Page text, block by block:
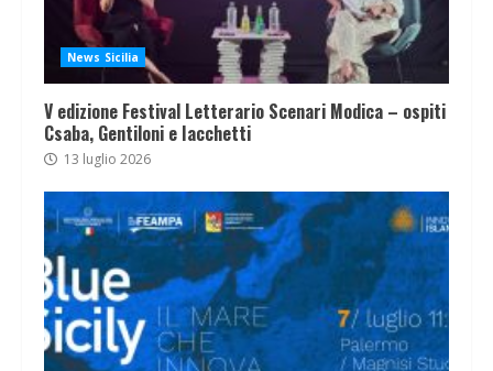
News Sicilia
V edizione Festival Letterario Scenari Modica – ospiti
Csaba, Gentiloni e Iacchetti
13 luglio 2026